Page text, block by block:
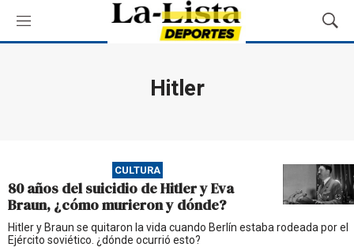
M
e
M
o
ú
s
q
u
e
Hitler
CULTURA
80 años del suicidio de Hitler y Eva
Braun, ¿cómo murieron y dónde?
Hitler y Braun se quitaron la vida cuando Berlín estaba rodeada por el
Ejército soviético. ¿dónde ocurrió esto?